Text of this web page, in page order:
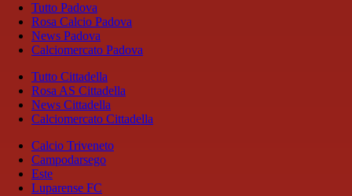
Tutto Padova
Rosa Calcio Padova
News Padova
Calciomercato Padova
Tutto Cittadella
Rosa AS Cittadella
News Cittadella
Calciomercato Cittadella
Calcio Triveneto
Campodarsego
Este
Luparense FC